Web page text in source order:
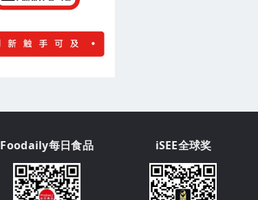
Foodaily每日食品 iSEE全球奖